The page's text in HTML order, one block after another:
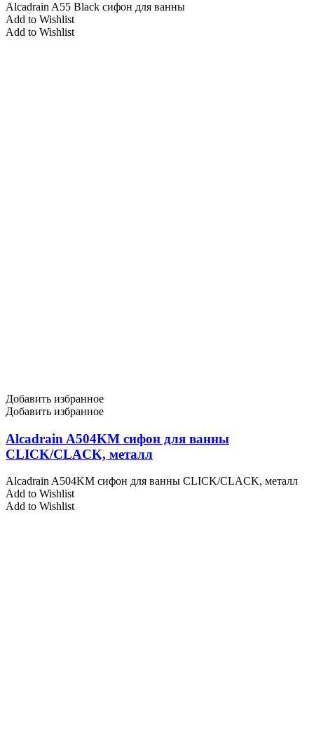
Alcadrain A55 Black сифон для ванны
Add to Wishlist
Add to Wishlist
Добавить избранное
Добавить избранное
Alcadrain A504KM cифон для ванны
CLICK/CLACK, металл
Alcadrain A504KM cифон для ванны CLICK/CLACK, металл
Add to Wishlist
Add to Wishlist